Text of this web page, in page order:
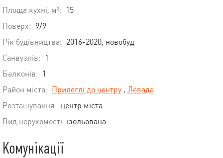
Площа кухні, м²:
15
Поверх: 9/9
Рік будівництва: 2016-2020, новобуд
Санвузлів:
1
Балконів:
1
Район міста: Прилеглі до центру , Левада
Розташування: центр міста
Вид нерухомості ізольована
Комунікації